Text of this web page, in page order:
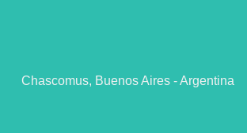
Chascomus, Buenos Aires - Argentina